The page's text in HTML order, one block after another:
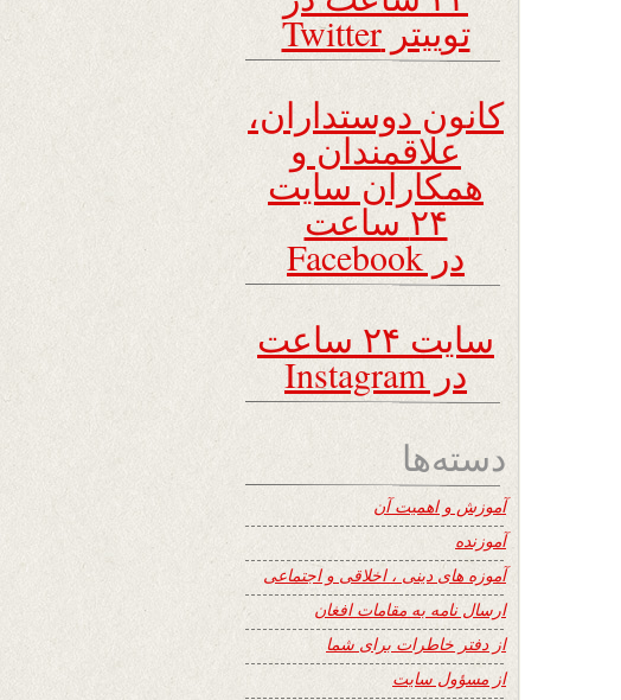
توییتر Twitter
کانون دوستداران،
علاقمندان و
همکاران سایت
۲۴ ساعت
در Facebook
سایت ۲۴ ساعت
در Instagram
دسته‌ها
آموزش و اهمیت آن
آموزنده
آموزه های دینی ، اخلاقی و اجتماعی
ارسال نامه به مقامات افغان
از دفتر خاطرات برای شما
از مسؤول سایت